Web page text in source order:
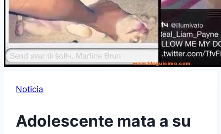
Noticia
Adolescente mata a su